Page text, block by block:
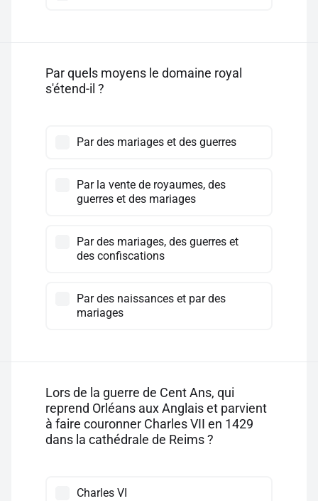
Par quels moyens le domaine royal
s'étend-il ?
Par des mariages et des guerres
Par la vente de royaumes, des
guerres et des mariages
Par des mariages, des guerres et
des confiscations
Par des naissances et par des
mariages
Lors de la guerre de Cent Ans, qui
reprend Orléans aux Anglais et parvient
à faire couronner Charles VII en 1429
dans la cathédrale de Reims ?
Charles VI